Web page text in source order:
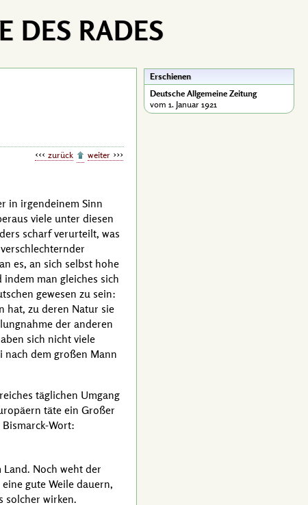
DES RADES
zurück weiter
in irgendeinem Sinn
viele unter diesen
scharf verurteilt, was
es, an sich selbst hohe
man gleiches sich
gewesen zu sein:
hat, zu deren Natur sie
der anderen
sich nicht viele
nach dem großen Mann
täglichen Umgang
täte ein Großer
Bismarck-Wort:
Noch weht der
gute Weile dauern,
solcher wirken.
Erschienen
Deutsche Allgemeine Zeitung
vom 1. Januar 1921